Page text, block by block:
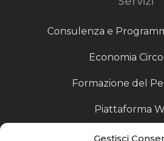
Gestisci
Consulenza e
Economia
Formazione del
Piattaforma
Scouting